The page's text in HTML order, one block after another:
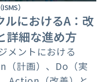
）
ルにおけるA：改
詳細な進め方
メントにおける
（計画）、Do（実